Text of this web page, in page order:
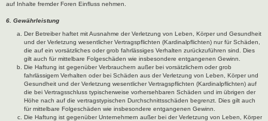
auf Inhalte fremder Foren Einfluss nehmen.
6. Gewährleistung
Der Betreiber haftet mit Ausnahme der Verletzung von Leben, Körper und Gesundheit
und der Verletzung wesentlicher Vertragspflichten (Kardinalpflichten) nur für Schäden,
die auf ein vorsätzliches oder grob fahrlässiges Verhalten zurückzuführen sind. Dies
gilt auch für mittelbare Folgeschäden wie insbesondere entgangenen Gewinn.
Die Haftung ist gegenüber Verbrauchern außer bei vorsätzlichem oder grob
fahrlässigem Verhalten oder bei Schäden aus der Verletzung von Leben, Körper und
Gesundheit und der Verletzung wesentlicher Vertragspflichten (Kardinalpflichten) auf
die bei Vertragsschluss typischerweise vorhersehbaren Schäden und im übrigen der
Höhe nach auf die vertragstypischen Durchschnittsschäden begrenzt. Dies gilt auch
für mittelbare Folgeschäden wie insbesondere entgangenen Gewinn.
Die Haftung ist gegenüber Unternehmern außer bei der Verletzung von Leben, Körper